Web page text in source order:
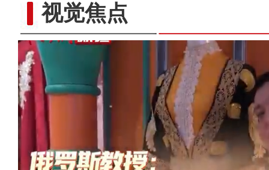
视觉焦点